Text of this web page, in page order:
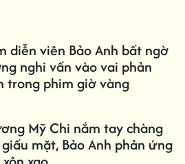
diễn viên Bảo Anh bất ngờ
nghi vấn vào vai phản
trong phim giờ vàng
Mỹ Chi nắm tay chàng
mặt, Bảo Anh phản ứng